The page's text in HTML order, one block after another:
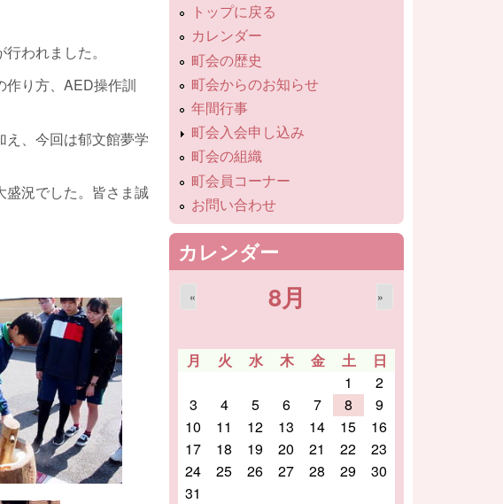
われました。
作り方、AED操作訓
え、今回は郁文館夢学
盛況でした。皆さま誠
トップに戻る
カレンダー
町会の歴史
町会からのお知らせ
年間行事
町会入会申し込み
町会の組織
町会員コーナー
お問い合わせ
カレンダー
8月
« »
月 火 水 木 金 土
日
1
2
3
4 5 6 7 8
9
10
11 12 13 14 15
16
17
18 19 20 21 22
23
24
25 26 27 28 29
30
31